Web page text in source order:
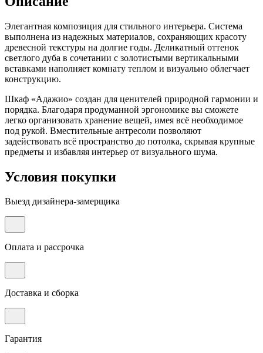
Элегантная композиция для стильного интерьера. Система
выполнена из надежных материалов, сохраняющих красоту
древесной текстуры на долгие годы. Деликатный оттенок
светлого дуба в сочетании с золотистыми вертикальными
вставками наполняет комнату теплом и визуально облегчает
конструкцию.
Шкаф «Адажио» создан для ценителей природной гармонии и
порядка. Благодаря продуманной эргономике вы сможете
легко организовать хранение вещей, имея всё необходимое
под рукой. Вместительные антресоли позволяют
задействовать всё пространство до потолка, скрывая крупные
предметы и избавляя интерьер от визуального шума.
Условия покупки
Выезд дизайнера-замерщика
Оплата и рассрочка
Доставка и сборка
Гарантия